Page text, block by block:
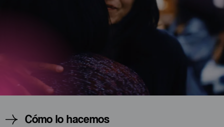
Cómo lo hacemos